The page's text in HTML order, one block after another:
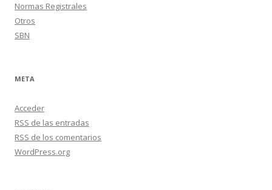
Normas Registrales
Otros
SBN
META
Acceder
RSS de las entradas
RSS de los comentarios
WordPress.org